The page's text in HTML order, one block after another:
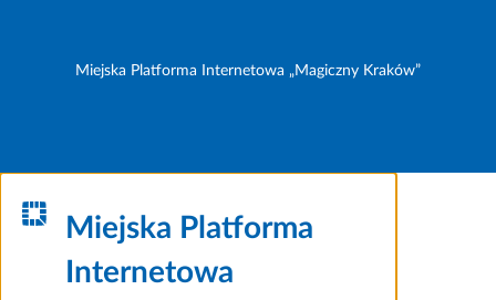
Miejska Platforma Internetowa „Magiczny Kraków”
Miejska Platforma
Internetowa